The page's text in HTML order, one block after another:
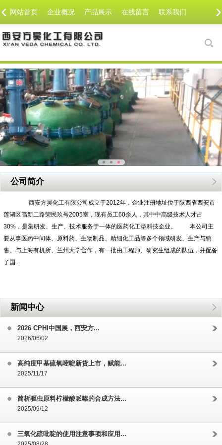
网站首页 企业概况 产品展示 在线留言 联系我们
‹ ›
公司简介
西安方昊化工有限公司 成立于2012年，企业注册地址位于陕西省西安市
莲湖区高新二路荣民玖号2005室，现有员工60余人，其中中高级技术人才占
30%，是集研发、生产、技术服务于一体的医药化工型科技企业。 本公司主
要从事医药中间体、原料药、生物制品、精细化工品等多个领域研发、生产与销
售。与上海有机所、兰州大学合作，有一批由工程师、研究生组成的队伍，并配备
了国...
新闻中心
2026 CPHI中国展，西安方...
2026/06/02
高纯度甲基硫氧嘧啶新货上市，赋能...
2025/11/17
简析驱虫原料柠檬酸哌嗪的合成方法...
2025/09/12
三氧化硫吡啶的使用注意事项和应用...